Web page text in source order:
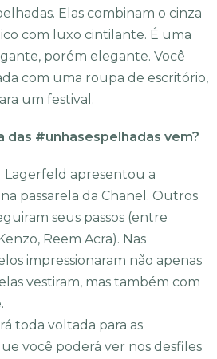
Elas combinam o cinza
com luxo cintilante. É uma
porém elegante. Você
com uma roupa de escritório,
um festival.
das #unhasespelhadas vem?
Lagerfeld apresentou a
passarela da Chanel. Outros
seus passos (entre
Reem Acra). Nas
impressionaram não apenas
vestiram, mas também com
toda voltada para as
você poderá ver nos desfiles